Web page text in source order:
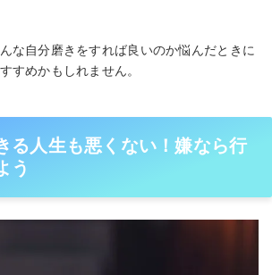
な自分磨きをすれば良いのか悩んだときに
すめかもしれません。
る人生も悪くない！嫌なら行
う